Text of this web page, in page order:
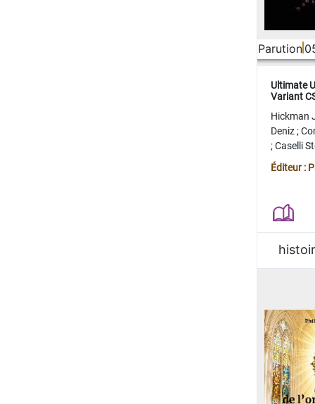
Parution
Ultimate
Variant
Hickman
Deniz;
;Caselli
Juan
Éditeur :